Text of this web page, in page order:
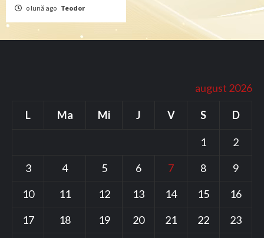
o lună ago Teodor
august 2026
L Ma Mi J V S D
1
2
3
4 5 6 7 8
9
10
11 12 13 14 15
16
17
18 19 20 21 22
23